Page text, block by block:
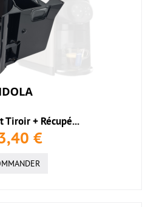
Tiroir + Récupé...
€